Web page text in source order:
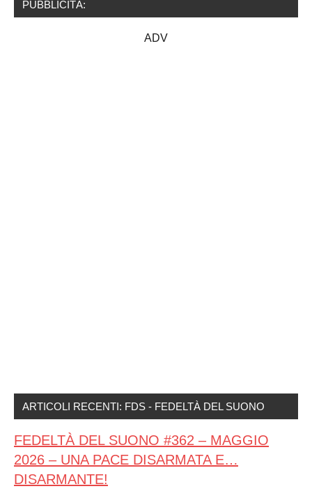
PUBBLICITÀ:
ADV
ARTICOLI RECENTI: FDS - FEDELTÀ DEL SUONO
FEDELTÀ DEL SUONO #362 – MAGGIO
2026 – UNA PACE DISARMATA E…
DISARMANTE!